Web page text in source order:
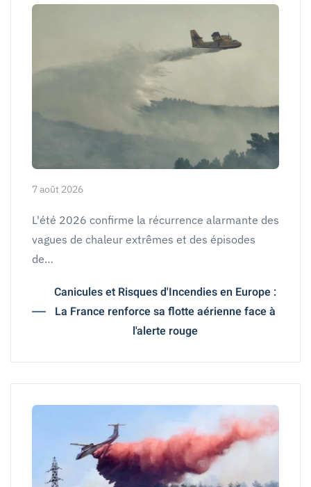
7 août 2026
L'été 2026 confirme la récurrence alarmante des
vagues de chaleur extrêmes et des épisodes
de…
Canicules et Risques d'Incendies en Europe :
La France renforce sa flotte aérienne face à
l'alerte rouge